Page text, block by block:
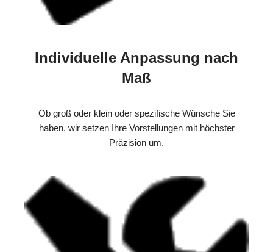
Individuelle Anpassung nach
Maß
Ob groß oder klein oder spezifische Wünsche Sie
haben, wir setzen Ihre Vorstellungen mit höchster
Präzision um.